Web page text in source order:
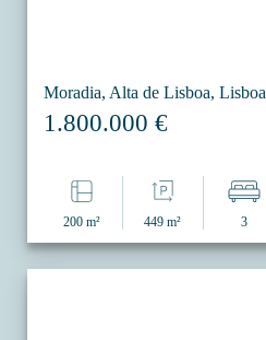
Moradia, Alta de Lisboa, Lisboa
1.800.000 €
200 m² 449 m² 3